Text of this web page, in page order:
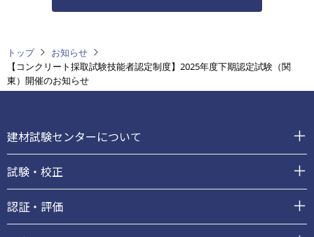
トップ
お知らせ
【コンクリート採取試験技能者認定制度】2025年度下期認定試験（関
東）開催のお知らせ
ッ
タ
ー
建材試験センターについて
試験・校正
認証・評価